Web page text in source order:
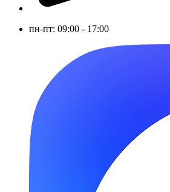
пн-пт: 09:00 - 17:00